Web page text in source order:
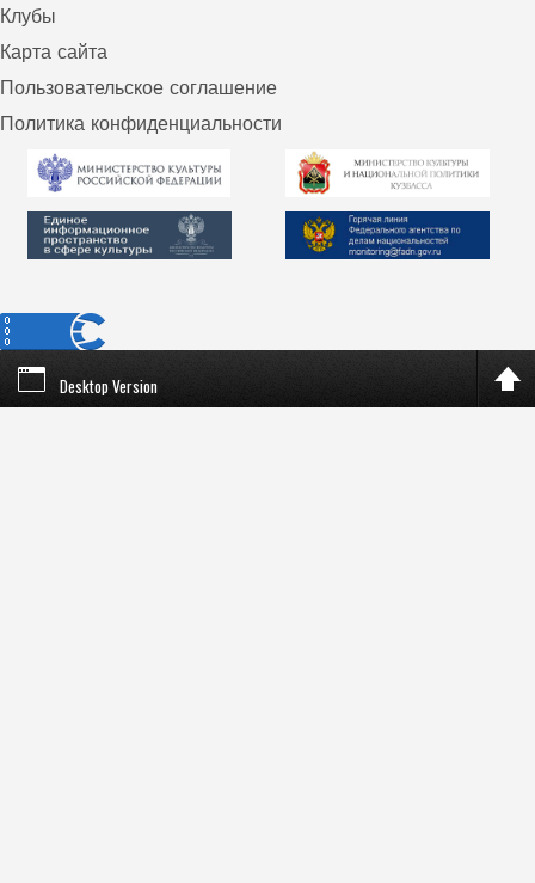
Клубы
Карта сайта
Пользовательское соглашение
Политика конфиденциальности
Desktop Version